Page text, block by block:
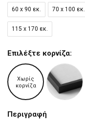
60 x 90 εκ. 70 x 100 εκ.
115 x 170 εκ.
Επιλέξτε κορνίζα:
Χωρίς
κορνίζα
Περιγραφή